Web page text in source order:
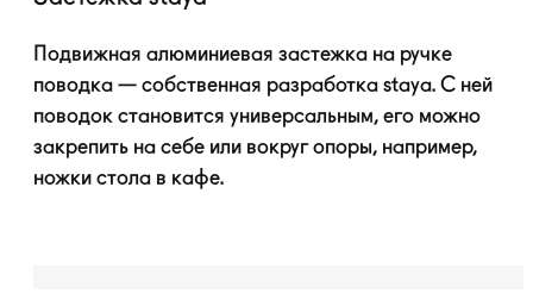
Подвижная алюминиевая застежка на ручке
поводка — собственная разработка staya. С ней
поводок становится универсальным, его можно
закрепить на себе или вокруг опоры, например,
ножки стола в кафе.